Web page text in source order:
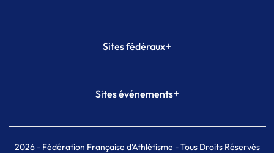
Sites fédéraux+
Plateforme Formation
Sites événements+
Meeting de Paris indoor
MAIF Ekiden de Paris
2026- Fédération Française d'Athlétisme - Tous Droits Réservés